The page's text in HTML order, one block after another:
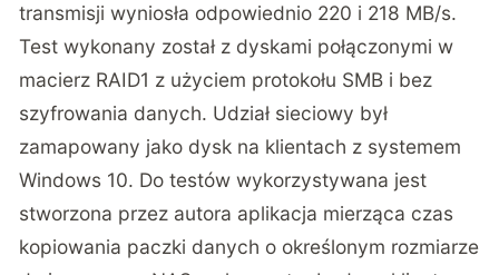
transmisji wyniosła odpowiednio 220 i 218 MB/s.
Test wykonany został z dyskami połączonymi w
macierz RAID1 z użyciem protokołu SMB i bez
szyfrowania danych. Udział sieciowy był
zamapowany jako dysk na klientach z systemem
Windows 10. Do testów wykorzystywana jest
stworzona przez autora aplikacja mierząca czas
kopiowania paczki danych o określonym rozmiarze